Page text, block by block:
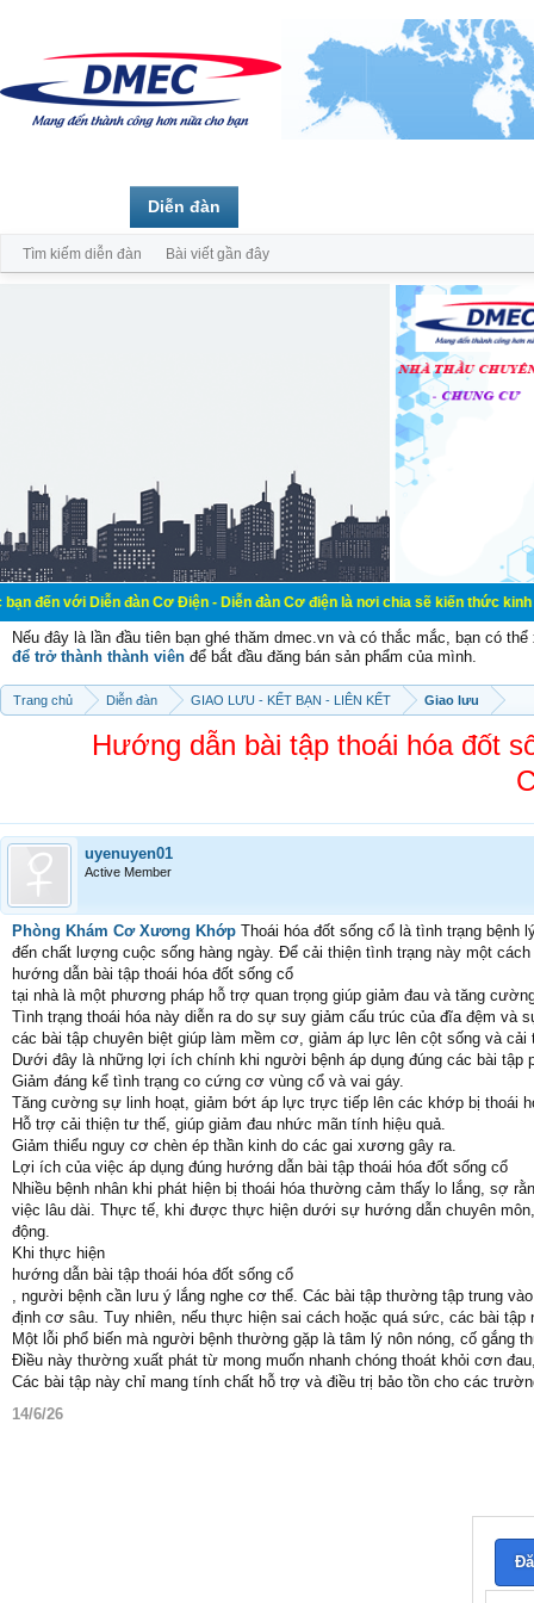
Diễn đàn Cơ Điện - Diễn đàn Cơ điện là nơi chia sẽ kiến thức kinh nghiệm
Nếu đây là lần đầu tiên bạn ghé thăm dmec.vn và có thắc mắc, bạn có
để trở thành thành viên để bắt đầu đăng bán sản phẩm của mình.
Trang chủ Diễn đàn GIAO LƯU - KẾT BẠN - LIÊN KẾT Giao lưu
Hướng dẫn bài tập thoái hóa đốt
uyenuyen01
Active Member
Phòng Khám Cơ Xương Khớp Thoái hóa đốt sống cổ là tình trạng
đến chất lượng cuộc sống hàng ngày. Để cải thiện tình trạng này một
hướng dẫn bài tập thoái hóa đốt sống cổ
tại nhà là một phương pháp hỗ trợ quan trọng giúp giảm đau và tăng
Tình trạng thoái hóa này diễn ra do sự suy giảm cấu trúc của đĩa đệm và
các bài tập chuyên biệt giúp làm mềm cơ, giảm áp lực lên cột sống và
Dưới đây là những lợi ích chính khi người bệnh áp dụng đúng các bài tập
Giảm đáng kể tình trạng co cứng cơ vùng cổ và vai gáy.
Tăng cường sự linh hoạt, giảm bớt áp lực trực tiếp lên các khớp bị thoái
Hỗ trợ cải thiện tư thế, giúp giảm đau nhức mãn tính hiệu quả.
Giảm thiểu nguy cơ chèn ép thần kinh do các gai xương gây ra.
Lợi ích của việc áp dụng đúng hướng dẫn bài tập thoái hóa đốt sống cổ
Nhiều bệnh nhân khi phát hiện bị thoái hóa thường cảm thấy lo lắng, sợ
việc lâu dài. Thực tế, khi được thực hiện dưới sự hướng dẫn chuyên
động.
Khi thực hiện
hướng dẫn bài tập thoái hóa đốt sống cổ
, người bệnh cần lưu ý lắng nghe cơ thể. Các bài tập thường tập trung
định cơ sâu. Tuy nhiên, nếu thực hiện sai cách hoặc quá sức, các bài
Một lỗi phổ biến mà người bệnh thường gặp là tâm lý nôn nóng, cố gắng
Điều này thường xuất phát từ mong muốn nhanh chóng thoát khỏi cơn
Các bài tập này chỉ mang tính chất hỗ trợ và điều trị bảo tồn cho các
14/6/26
Diễn đàn
Tìm kiếm diễn đàn Bài viết gần đây